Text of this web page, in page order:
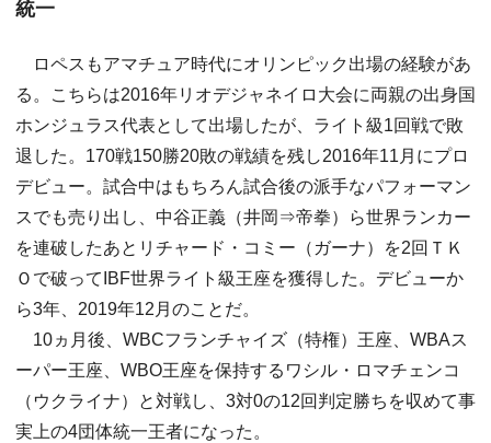
統一
ロペスもアマチュア時代にオリンピック出場の経験があ
る。こちらは2016年リオデジャネイロ大会に両親の出身国
ホンジュラス代表として出場したが、ライト級1回戦で敗
退した。170戦150勝20敗の戦績を残し2016年11月にプロ
デビュー。試合中はもちろん試合後の派手なパフォーマン
スでも売り出し、中谷正義（井岡⇒帝拳）ら世界ランカー
を連破したあとリチャード・コミー（ガーナ）を2回ＴＫ
Ｏで破ってIBF世界ライト級王座を獲得した。デビューか
ら3年、2019年12月のことだ。
10ヵ月後、WBCフランチャイズ（特権）王座、WBAス
ーパー王座、WBO王座を保持するワシル・ロマチェンコ
（ウクライナ）と対戦し、3対0の12回判定勝ちを収めて事
実上の4団体統一王者になった。